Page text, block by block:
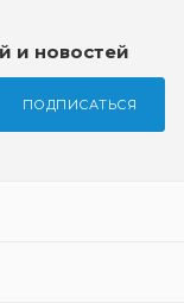
и новостей
ПОДПИСАТЬСЯ